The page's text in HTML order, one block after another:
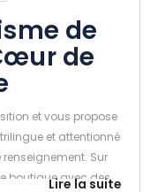
de
de
et vous propose
et attentionné
Sur
boutique avec des
Lire la suite